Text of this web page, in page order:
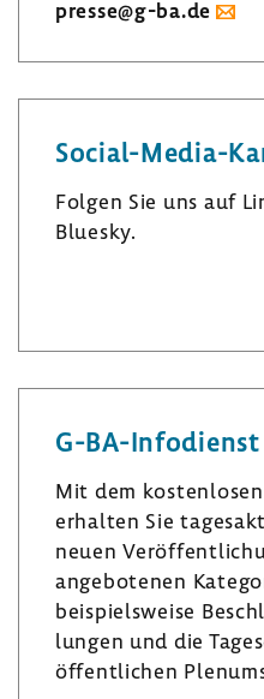
presse@g-ba.de
Social-​Media-
Folgen Sie uns auf
Bluesky.
n
k
d
n
s
t
­
r
a
m
u
e
k
G-​BA-Infodienst
Mit dem
erhalten Sie
neuen
ange­bo­tenen
beispiels­weise
lungen und die
öffent­li­chen